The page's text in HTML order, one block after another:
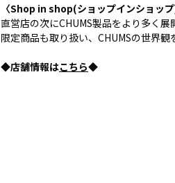
〈Shop in shop(ショップインショップ
直営店の次にCHUMS製品をより多く
限定商品も取り扱い、CHUMSの世界観
◆店舗情報はこちら◆